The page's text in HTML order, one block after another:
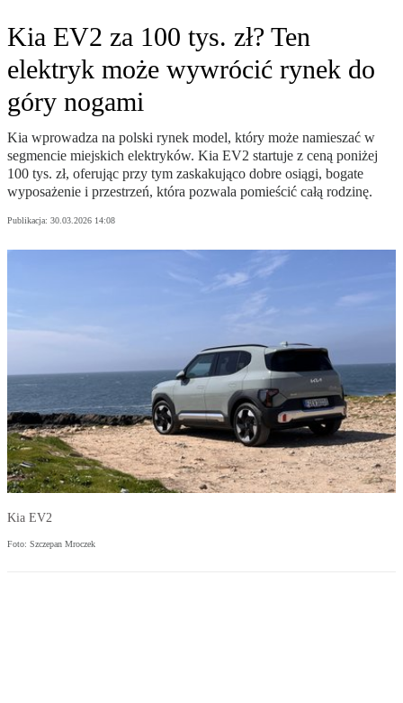
Kia EV2 za 100 tys. zł? Ten
elektryk może wywrócić rynek do
góry nogami
Kia wprowadza na polski rynek model, który może namieszać w
segmencie miejskich elektryków. Kia EV2 startuje z ceną poniżej
100 tys. zł, oferując przy tym zaskakująco dobre osiągi, bogate
wyposażenie i przestrzeń, która pozwala pomieścić całą rodzinę.
Publikacja: 30.03.2026 14:08
Kia EV2
Foto: Szczepan Mroczek